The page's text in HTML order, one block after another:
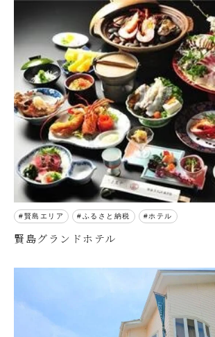
賢島エリア ふるさと納税 ホテル
賢島グランドホテル